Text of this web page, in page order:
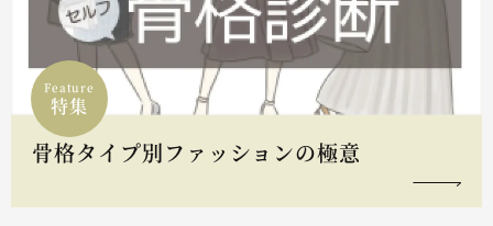
Feature
特集
骨格タイプ別ファッションの極意